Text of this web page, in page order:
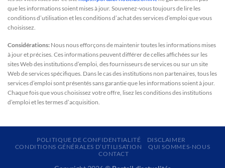
que les informations soient mises à jour. Souvenez-vous toujours de lire les
conditions d’utilisation et les conditions d’achat des services d’emploi que vous
choisissez.
Considérations: Nous nous efforçons de maintenir toutes les informations mises
à jour et précises. Ces informations peuvent différer de celles affichées sur les
sites Web des institutions d’emploi, des fournisseurs de services ou sur un site
Web de services spécifiques. Dans le cas des institutions non partenaires, tous les
services d’emploi sont présentés sans garantie que les informations soient à jour.
Chaque fois que vous choisissez votre offre, lisez les conditions des institutions
d’emploi et les termes d’acquisition.
POLITIQUE DE CONFIDENTIALITÉ
DISCLAIMER
CONDITIONS GÉNÉRALES D’UTILISATION
QUI SOMMES-NOUS
CONTACT